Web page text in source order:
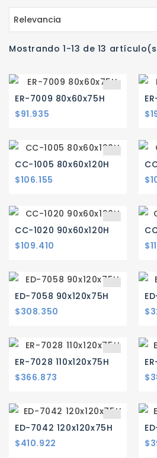
Relevancia
Mostrando 1-13 de 13
ER-7009 80x60x75H
$91.935
CC-1005 80x60x120H
$106.155
CC-1020 90x60x120H
$109.410
ED-7058 90x120x75H
$308.350
ER-7028 110x120x75H
$366.873
ED-7042 120x120x75H
$410.922